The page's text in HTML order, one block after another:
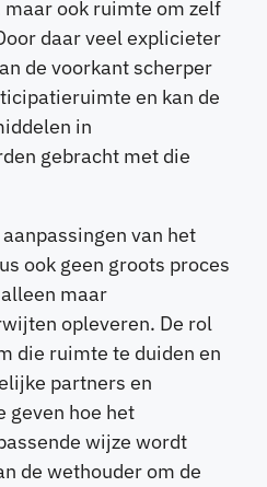
ook ruimte om zelf
daar veel explicieter
de voorkant scherper
en kan de
in
gebracht met die
van het
ook geen groots proces
maar
opleveren. De rol
die ruimte te duiden en
partners en
geven hoe het
wijze wordt
de wethouder om de